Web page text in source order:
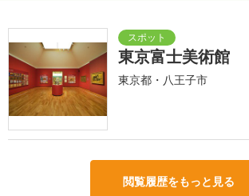
東京富士美術館
東京都・八王子市
閲覧履歴をもっと見る